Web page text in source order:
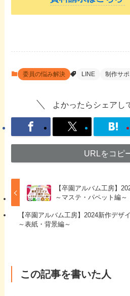
委員の悩み解決 LINE 制作サポ
よかったらシェアし
URLをコピ
【卒園アルバム工房】
～マステ・パペット編～
【卒園アルバム工房】2024新作デザ
～表紙・背景編～
この記事を書いた人